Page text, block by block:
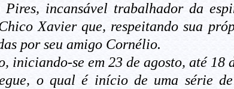
Pires, incansável trabalhador da
Xavier que, respeitando sua
por seu amigo Cornélio.
iniciando-se em 23 de agosto, até
o qual é início de uma série